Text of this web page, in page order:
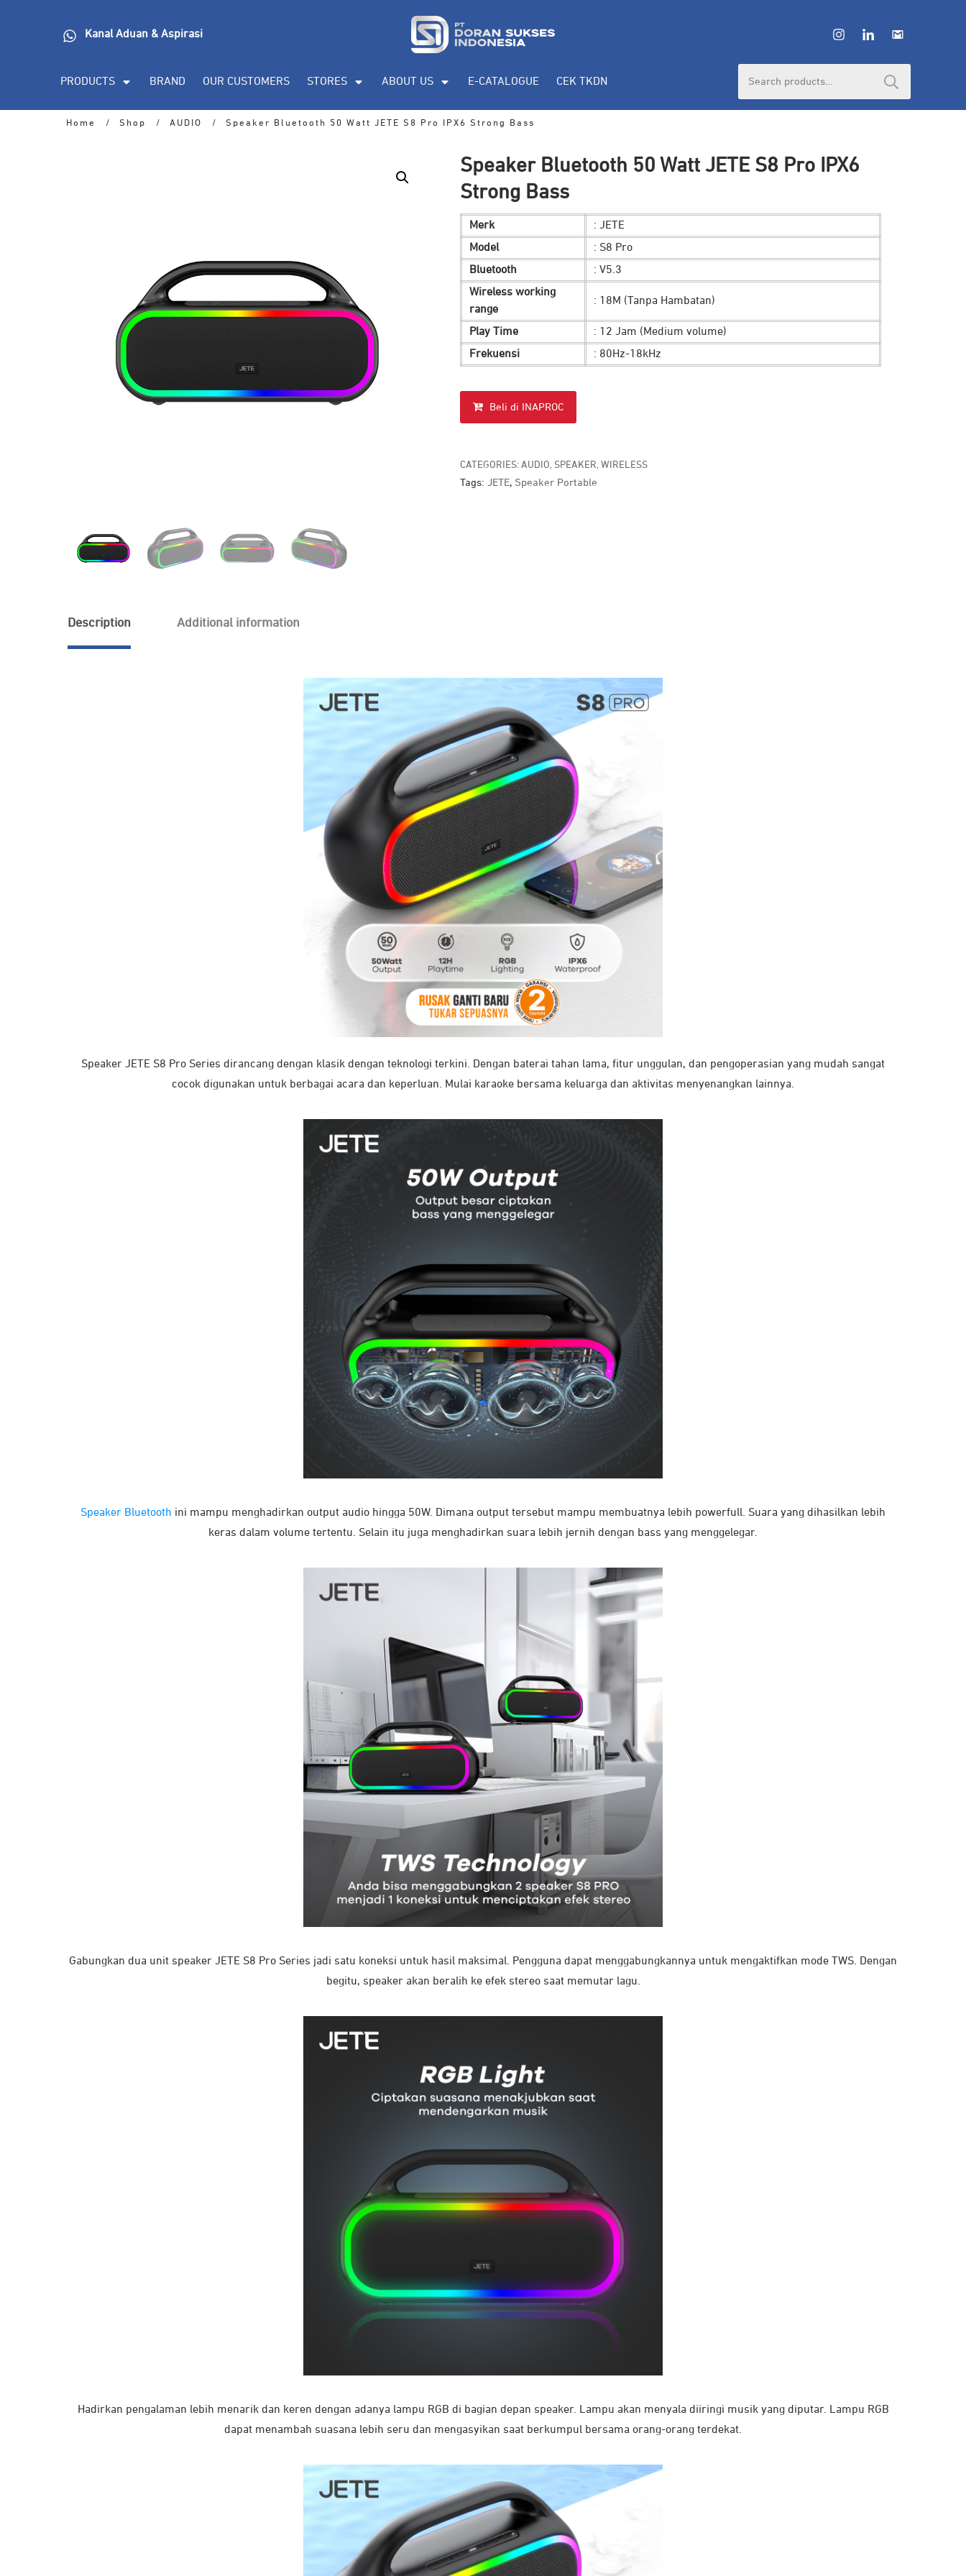
Kanal Aduan & Aspirasi
PRODUCTS BRAND OUR CUSTOMERS STORES ABOUT US E-CATALOGUE CEK TKDN
Home / Shop / AUDIO / Speaker Bluetooth 50 Watt JETE S8 Pro IPX6 Strong Bass
Speaker Bluetooth 50 Watt JETE S8 Pro IPX6
Strong Bass
Merk
: JETE
Model
: S8 Pro
Bluetooth
: V5.3
Wireless working
range
: 18M (Tanpa Hambatan)
Play Time
: 12 Jam (Medium volume)
Frekuensi
: 80Hz-18kHz
Beli di INAPROC
CATEGORIES:AUDIO, SPEAKER,WIRELESS
Tags:JETE, Speaker Portable
Description Additional information
Speaker JETE S8 Pro Series dirancang dengan klasik dengan teknologi terkini. Dengan baterai tahan lama, fitur unggulan, dan pengoperasian yang mudah sangat
cocok digunakan untuk berbagai acara dan keperluan. Mulai karaoke bersama keluarga dan aktivitas menyenangkan lainnya.
Speaker Bluetooth ini mampu menghadirkan output audio hingga 50W. Dimana output tersebut mampu membuatnya lebih powerfull. Suara yang dihasilkan lebih
keras dalam volume tertentu. Selain itu juga menghadirkan suara lebih jernih dengan bass yang menggelegar.
Gabungkan dua unit speaker JETE S8 Pro Series jadi satu koneksi untuk hasil maksimal. Pengguna dapat menggabungkannya untuk mengaktifkan mode TWS. Dengan
begitu, speaker akan beralih ke efek stereo saat memutar lagu.
Hadirkan pengalaman lebih menarik dan keren dengan adanya lampu RGB di bagian depan speaker. Lampu akan menyala diiringi musik yang diputar. Lampu RGB
dapat menambah suasana lebih seru dan mengasyikan saat berkumpul bersama orang-orang terdekat.